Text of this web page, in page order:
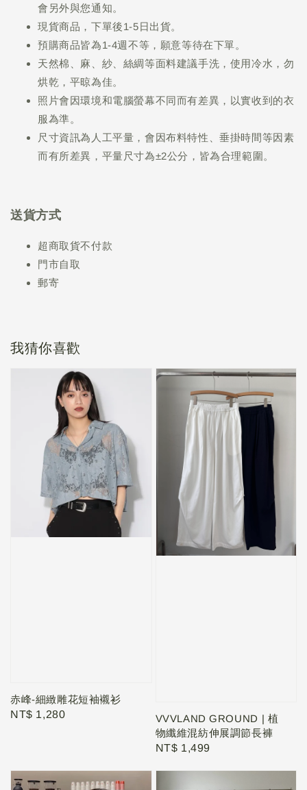
會另外與您通知。
現貨商品，下單後1-5日出貨。
預購商品皆為1-4週不等，願意等待在下單。
天然棉、麻、紗、絲綢等面料建議手洗，使用冷水，勿
烘乾，平晾為佳。
照片會因環境和電腦螢幕不同而有差異，以實收到的衣
服為準。
尺寸資訊為人工平量，會因布料特性、垂掛時間等因素
而有所差異，平量尺寸為±2公分，皆為合理範圍。
送貨方式
超商取貨不付款
門市自取
郵寄
我猜你喜歡
赤峰-細緻雕花短袖襯衫
Regular
NT$ 1,280
VVVLAND GROUND | 植
物纖維混紡伸展調節長褲
Regular
NT$ 1,499